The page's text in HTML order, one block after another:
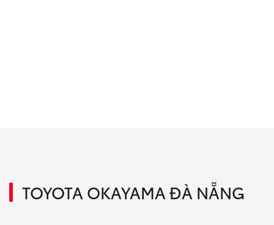
TOYOTA OKAYAMA ĐÀ NẴNG